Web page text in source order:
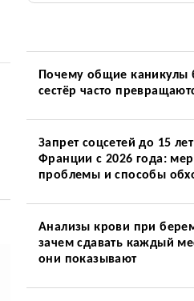
Почему общие каникулы
сестёр часто
Запрет соцсетей до 15
Франции с 2026 года:
проблемы и способы
Анализы крови при
зачем сдавать каждый
они показывают